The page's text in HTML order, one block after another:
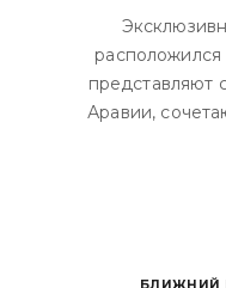
представляют
Аравии,